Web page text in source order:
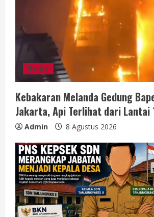
Berita
Kebakaran Melanda Gedung
Jakarta, Api Terlihat dari Lantai
Admin 8 Agustus 2026